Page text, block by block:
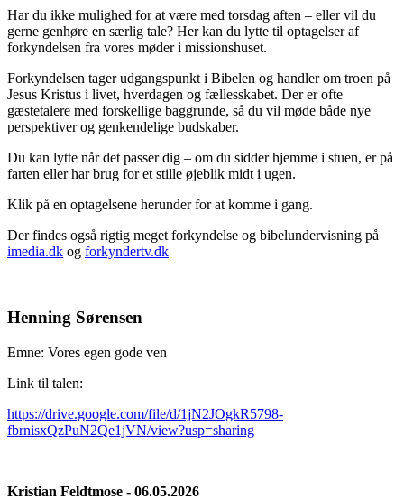
Har du ikke mulighed for at være med torsdag aften – eller vil du
gerne genhøre en særlig tale? Her kan du lytte til optagelser af
forkyndelsen fra vores møder i missionshuset.
Forkyndelsen tager udgangspunkt i Bibelen og handler om troen på
Jesus Kristus i livet, hverdagen og fællesskabet. Der er ofte
gæstetalere med forskellige baggrunde, så du vil møde både nye
perspektiver og genkendelige budskaber.
Du kan lytte når det passer dig – om du sidder hjemme i stuen, er på
farten eller har brug for et stille øjeblik midt i ugen.
Klik på en optagelsene herunder for at komme i gang.
Der findes også rigtig meget forkyndelse og bibelundervisning på
imedia.dk og forkyndertv.dk
Henning Sørensen
Emne: Vores egen gode ven
Link til talen:
https://drive.google.com/file/d/1jN2JOgkR5798-
fbrnisxQzPuN2Qe1jVN/view?usp=sharing
Kristian Feldtmose - 06.05.2026